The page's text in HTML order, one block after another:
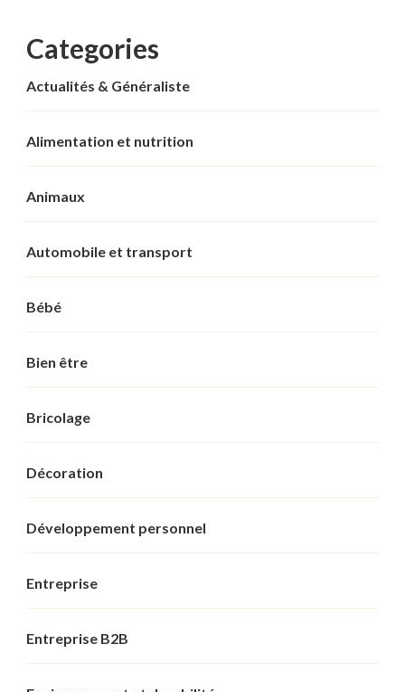
Categories
Actualités & Généraliste
Alimentation et nutrition
Animaux
Automobile et transport
Bébé
Bien être
Bricolage
Décoration
Développement personnel
Entreprise
Entreprise B2B